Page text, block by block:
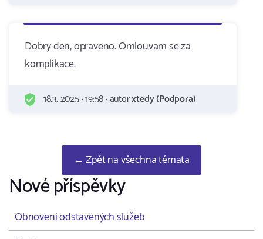
Dobry den, opraveno. Omlouvam se za
komplikace.
18.3. 2025 · 19:58 · autorxtedy (Podpora)
← Zpět na všechna témata
Nové příspěvky
Obnovení odstavených služeb